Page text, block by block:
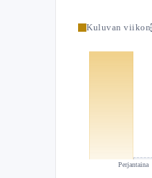
Kuluvan viikon
Perjantaina